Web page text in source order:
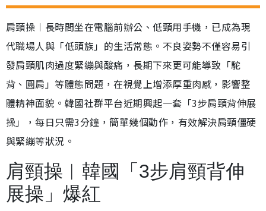
肩頸操︱長時間坐在電腦前辦公、低頸用手機，已成為現
代職場人與「低頭族」的生活常態。不良姿勢不僅容易引
發肩頸肌肉過度緊繃與酸痛，長期下來更可能導致「駝
背、圓肩」等體態問題，在視覺上增添厚重肉感，影響整
體精神面貌。韓國社群平台近期興起一套「3步肩頸背伸展
操」，每日只需3分鐘，簡單幾個動作，有效解決肩頸僵硬
與緊繃等狀況。
肩頸操︱韓國「3步肩頸背伸
展操」爆紅